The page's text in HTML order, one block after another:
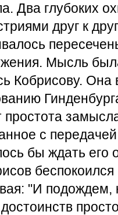
Два глубоких
друг к
Мысль
Кобрисову. Она
простота
с
бы ждать его
"И подождем,